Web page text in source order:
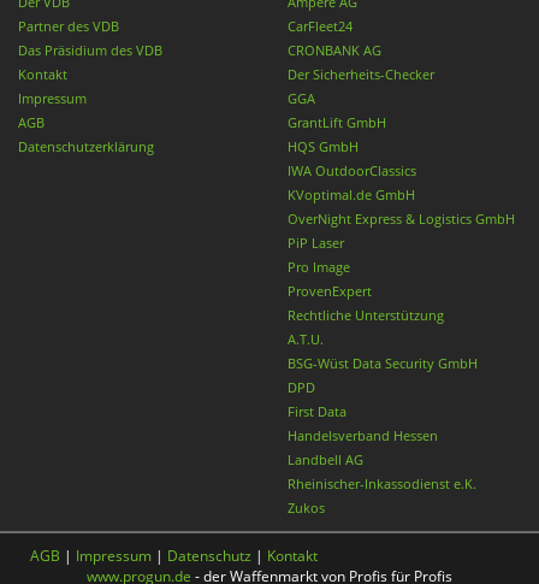
Partner des VDB
Das Präsidium des VDB
Kontakt
Impressum
AGB
Datenschutzerklärung
CarFleet24
CRONBANK AG
Der Sicherheits-Checker
GGA
GrantLift GmbH
HQS GmbH
IWA OutdoorClassics
KVoptimal.de GmbH
OverNight Express & Logistics GmbH
PiP Laser
Pro Image
ProvenExpert
Rechtliche Unterstützung
A.T.U.
BSG-Wüst Data Security GmbH
DPD
First Data
Handelsverband Hessen
Landbell AG
Rheinischer-Inkassodienst e.K.
Zukos
AGB | Impressum | Datenschutz | Kontakt
www.progun.de - der Waffenmarkt von Profis für Profis